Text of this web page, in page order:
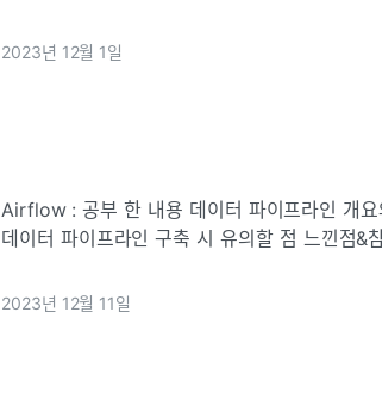
Superset구축 및 대시보드 실습Superset과 R
2023년 12월 1일
Airflow : 공부 한 내용 데이터 파이프라인 개요와 Airflow 소개 새롭게 배운 내용
데이터 파이프라인 구축 시 유의할 점 느낀점&참고 : 2차 프로젝트가 마무리 되었다.
2023년 12월 11일